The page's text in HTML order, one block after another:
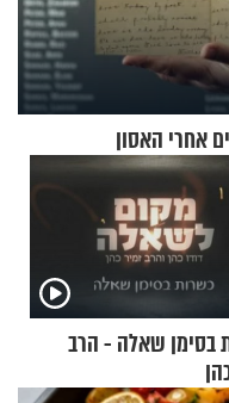
בסימן שאלה - הרב